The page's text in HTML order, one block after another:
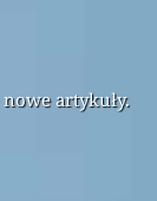
artykuły.